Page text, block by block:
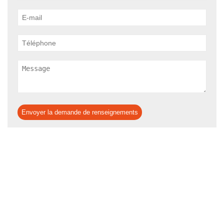
Envoyer la demande de renseignements